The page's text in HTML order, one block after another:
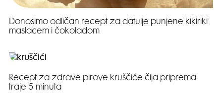
Donosimo odličan recept za datulje punjene kikiriki
maslacem i čokoladom
Recept za zdrave pirove kruščiće čija priprema
traje 5 minuta